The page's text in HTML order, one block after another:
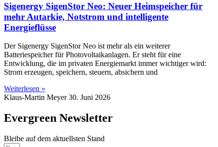
Sigenergy SigenStor Neo: Neuer Heimspeicher für
mehr Autarkie, Notstrom und intelligente
Energieflüsse
Der Sigenergy SigenStor Neo ist mehr als ein weiterer
Batteriespeicher für Photovoltaikanlagen. Er steht für eine
Entwicklung, die im privaten Energiemarkt immer wichtiger wird:
Strom erzeugen, speichern, steuern, absichern und
Weiterlesen »
Klaus-Martin Meyer30. Juni 2026
Evergreen Newsletter
Bleibe auf dem aktuellsten Stand